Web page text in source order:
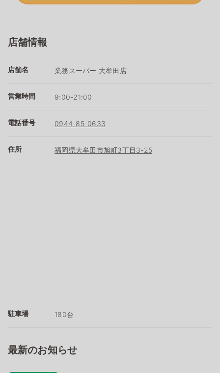
店舗情報
店舗名 業務スーパー 大牟田店
営業時間 9:00-21:00
電話番号 0944-85-0633
住所 福岡県大牟田市旭町3丁目3-25
駐車場 180台
最新のお知らせ